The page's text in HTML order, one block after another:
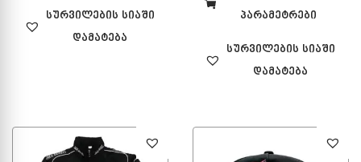
სურვილების სიაში
დამატება
პარამეტრები
სურვილების სიაში
დამატება